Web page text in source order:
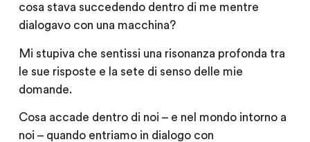
cosa stava succedendo dentro di me mentre
dialogavo con una macchina?
Mi stupiva che sentissi una risonanza profonda tra
le sue risposte e la sete di senso delle mie
domande.
Cosa accade dentro di noi – e nel mondo intorno a
noi – quando entriamo in dialogo con